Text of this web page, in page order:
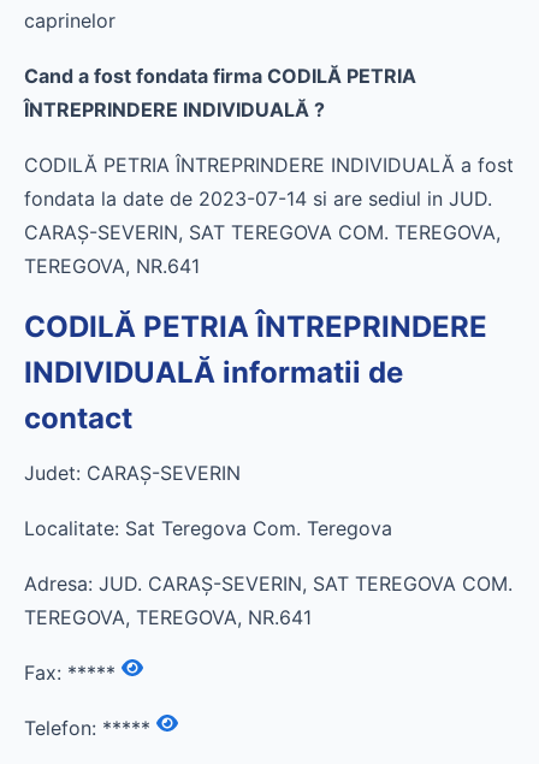
caprinelor
Cand a fost fondata firma CODILĂ PETRIA
ÎNTREPRINDERE INDIVIDUALĂ ?
CODILĂ PETRIA ÎNTREPRINDERE INDIVIDUALĂ a fost
fondata la date de 2023-07-14 si are sediul in JUD.
CARAŞ-SEVERIN, SAT TEREGOVA COM. TEREGOVA,
TEREGOVA, NR.641
CODILĂ PETRIA ÎNTREPRINDERE
INDIVIDUALĂ informatii de
contact
Judet: CARAŞ-SEVERIN
Localitate: Sat Teregova Com. Teregova
Adresa: JUD. CARAŞ-SEVERIN, SAT TEREGOVA COM.
TEREGOVA, TEREGOVA, NR.641
Fax: *****
Telefon: *****